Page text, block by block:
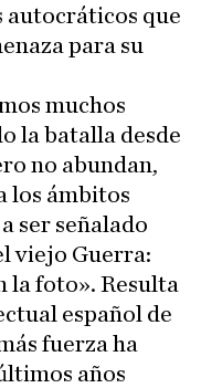
autocráticos que
para su
muchos
la batalla desde
no abundan,
los ámbitos
ser señalado
viejo Guerra:
la foto». Resulta
español de
fuerza ha
años